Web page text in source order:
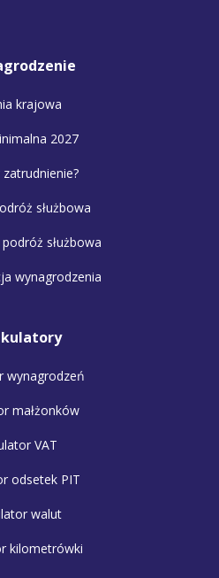
krajowa
2027
służbowa
służbowa
wynagrodzenia
wynagrodzeń
małżonków
VAT
odsetek PIT
walut
kilometrówki